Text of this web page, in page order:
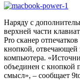
Наряду с
верхней части
Pro сканер
кнопкой, отвечающей
компьютера.
объединен с кнопкой
смысл», – сообщает